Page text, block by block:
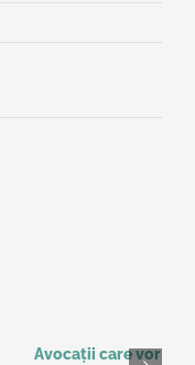
Avocații care vor